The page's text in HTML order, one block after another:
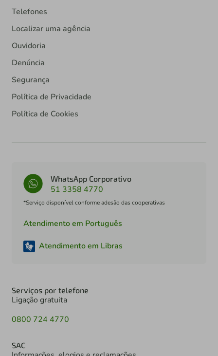
Telefones
Localizar uma agência
Ouvidoria
Denúncia
Segurança
Política de Privacidade
Política de Cookies
WhatsApp Corporativo
51 3358 4770
*Serviço disponível conforme adesão das cooperativas
Atendimento em Português
Atendimento em Libras
Serviços por telefone
Ligação gratuita
0800 724 4770
SAC